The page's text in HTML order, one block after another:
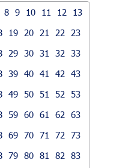
8 9 10 11 12
13
19 20 21 22
23
29 30 31 32
33
39 40 41 42
43
49 50 51 52
53
59 60 61 62
63
69 70 71 72
73
79 80 81 82
83